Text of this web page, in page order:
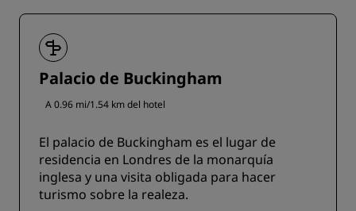
Palacio de Buckingham
A 0.96 mi/1.54 km del hotel
El palacio de Buckingham es el lugar de
residencia en Londres de la monarquía
inglesa y una visita obligada para hacer
turismo sobre la realeza.